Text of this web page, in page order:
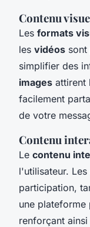
Contenu
Les formats
les vidéos
simplifier des
images attirent
facilement
de votre
Contenu
Le contenu
l'utilisateur. Les
participation,
une plateforme
renforçant